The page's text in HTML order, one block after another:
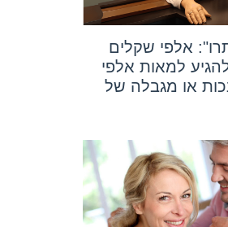
אלפי שקלים
למאות אלפי
או מגבלה של